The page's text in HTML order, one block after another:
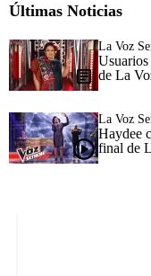
Últimas Noticias
La Voz
de La
La Voz
Haydee
final de